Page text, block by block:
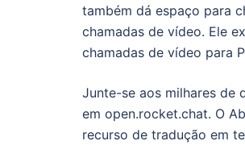
também dá espaço para
chamadas de vídeo. Ele
chamadas de vídeo para
Junte-se aos milhares de
em open.rocket.chat. O
recurso de tradução em